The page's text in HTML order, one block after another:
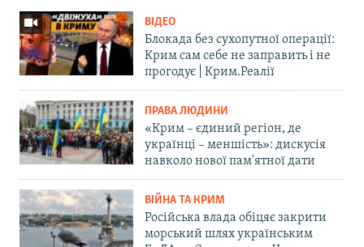
ВІДЕО
Блокада без сухопутної операції:
Крим сам себе не заправить і не
прогодує | Крим.Реалії
ПРАВА ЛЮДИНИ
«Крим – єдиний регіон, де
українці – меншість»: дискусія
навколо нової пам'ятної дати
ВІЙНА ТА КРИМ
Російська влада обіцяє закрити
морський шлях українським